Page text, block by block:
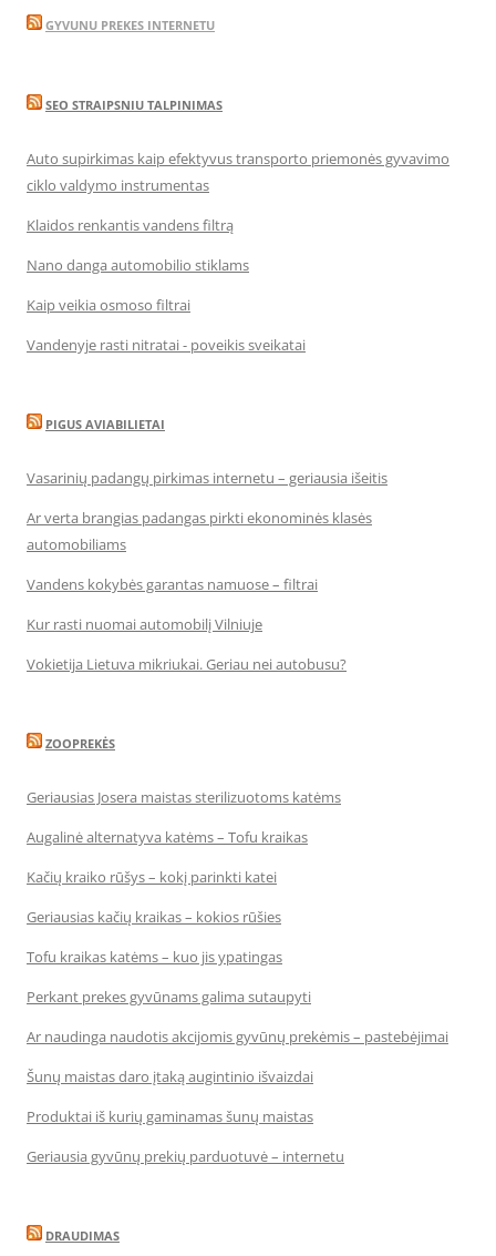
GYVUNU PREKES INTERNETU
SEO STRAIPSNIU TALPINIMAS
Auto supirkimas kaip efektyvus transporto priemonės gyvavimo
ciklo valdymo instrumentas
Klaidos renkantis vandens filtrą
Nano danga automobilio stiklams
Kaip veikia osmoso filtrai
Vandenyje rasti nitratai - poveikis sveikatai
PIGUS AVIABILIETAI
Vasarinių padangų pirkimas internetu – geriausia išeitis
Ar verta brangias padangas pirkti ekonominės klasės
automobiliams
Vandens kokybės garantas namuose – filtrai
Kur rasti nuomai automobilį Vilniuje
Vokietija Lietuva mikriukai. Geriau nei autobusu?
ZOOPREKĖS
Geriausias Josera maistas sterilizuotoms katėms
Augalinė alternatyva katėms – Tofu kraikas
Kačių kraiko rūšys – kokį parinkti katei
Geriausias kačių kraikas – kokios rūšies
Tofu kraikas katėms – kuo jis ypatingas
Perkant prekes gyvūnams galima sutaupyti
Ar naudinga naudotis akcijomis gyvūnų prekėmis – pastebėjimai
Šunų maistas daro įtaką augintinio išvaizdai
Produktai iš kurių gaminamas šunų maistas
Geriausia gyvūnų prekių parduotuvė – internetu
DRAUDIMAS